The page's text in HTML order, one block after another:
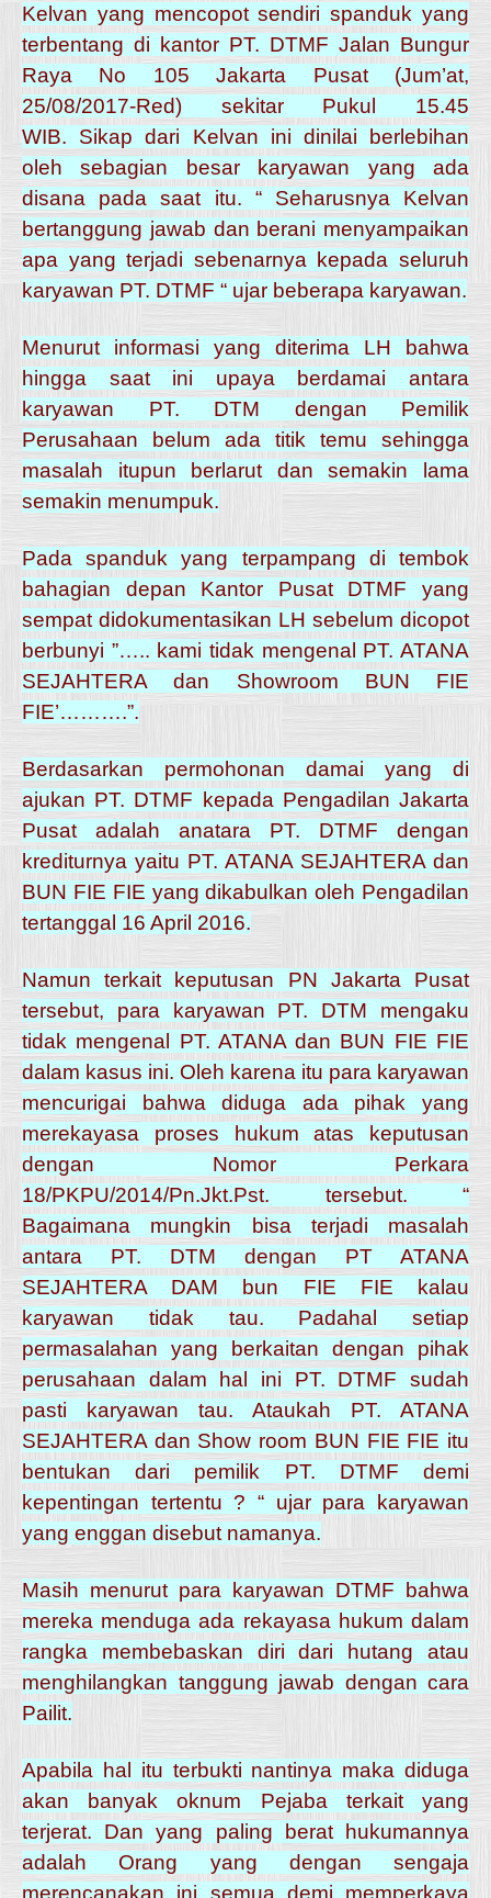
Kelvan yang mencopot sendiri spanduk yang
terbentang di kantor PT. DTMF Jalan Bungur
Raya No 105 Jakarta Pusat (Jum’at,
25/08/2017-Red) sekitar Pukul 15.45
WIB. Sikap dari Kelvan ini dinilai berlebihan
oleh sebagian besar karyawan yang ada
disana pada saat itu. “ Seharusnya Kelvan
bertanggung jawab dan berani menyampaikan
apa yang terjadi sebenarnya kepada seluruh
karyawan PT. DTMF “ ujar beberapa karyawan.
Menurut informasi yang diterima LH bahwa
hingga saat ini upaya berdamai antara
karyawan PT. DTM dengan Pemilik
Perusahaan belum ada titik temu sehingga
masalah itupun berlarut dan semakin lama
semakin menumpuk.
Pada spanduk yang terpampang di tembok
bahagian depan Kantor Pusat DTMF yang
sempat didokumentasikan LH sebelum dicopot
berbunyi ”….. kami tidak mengenal PT. ATANA
SEJAHTERA dan Showroom BUN FIE
FIE’……….”.
Berdasarkan permohonan damai yang di
ajukan PT. DTMF kepada Pengadilan Jakarta
Pusat adalah anatara PT. DTMF dengan
krediturnya yaitu PT. ATANA SEJAHTERA dan
BUN FIE FIE yang dikabulkan oleh Pengadilan
tertanggal 16 April 2016.
Namun terkait keputusan PN Jakarta Pusat
tersebut, para karyawan PT. DTM mengaku
tidak mengenal PT. ATANA dan BUN FIE FIE
dalam kasus ini. Oleh karena itu para karyawan
mencurigai bahwa diduga ada pihak yang
merekayasa proses hukum atas keputusan
dengan Nomor Perkara
18/PKPU/2014/Pn.Jkt.Pst. tersebut. “
Bagaimana mungkin bisa terjadi masalah
antara PT. DTM dengan PT ATANA
SEJAHTERA DAM bun FIE FIE kalau
karyawan tidak tau. Padahal setiap
permasalahan yang berkaitan dengan pihak
perusahaan dalam hal ini PT. DTMF sudah
pasti karyawan tau. Ataukah PT. ATANA
SEJAHTERA dan Show room BUN FIE FIE itu
bentukan dari pemilik PT. DTMF demi
kepentingan tertentu ? “ ujar para karyawan
yang enggan disebut namanya.
Masih menurut para karyawan DTMF bahwa
mereka menduga ada rekayasa hukum dalam
rangka membebaskan diri dari hutang atau
menghilangkan tanggung jawab dengan cara
Pailit.
Apabila hal itu terbukti nantinya maka diduga
akan banyak oknum Pejaba terkait yang
terjerat. Dan yang paling berat hukumannya
adalah Orang yang dengan sengaja
merencanakan ini semua demi memperkaya